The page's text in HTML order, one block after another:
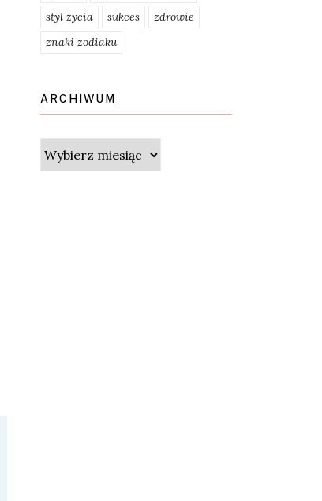
styl życia
sukces
zdrowie
znaki zodiaku
ARCHIWUM
Archiwum